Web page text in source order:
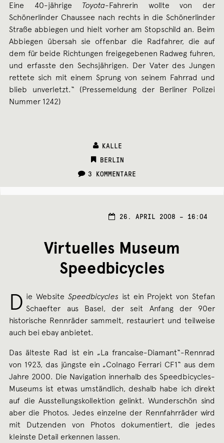
Eine 40-jährige Toyota-Fahrerin wollte von der
Schönerlinder Chaussee nach rechts in die Schönerlinder
Straße abbiegen und hielt vorher am Stopschild an. Beim
Abbiegen übersah sie offenbar die Radfahrer, die auf
dem für beide Richtungen freigegebenen Radweg fuhren,
und erfasste den Sechsjährigen. Der Vater des Jungen
rettete sich mit einem Sprung von seinem Fahrrad und
blieb unverletzt.“ (Pressemeldung der Berliner Polizei
Nummer 1242)
KALLE
CATEGORIES:
BERLIN
3 KOMMENTARE
26. APRIL 2008 – 16:04
Virtuelles Museum
Speedbicycles
D ie Website Speedbicycles ist ein Projekt von Stefan
Schaefter aus Basel, der seit Anfang der 90er
historische Rennräder sammelt, restauriert und teilweise
auch bei ebay anbietet.
Das älteste Rad ist ein „La francaise-Diamant“-Rennrad
von 1923, das jüngste ein „Colnago Ferrari CF1“ aus dem
Jahre 2000. Die Navigation innerhalb des Speedbicycles-
Museums ist etwas umständlich, deshalb habe ich direkt
auf die Ausstellungskollektion gelinkt. Wunderschön sind
aber die Photos. Jedes einzelne der Rennfahrräder wird
mit Dutzenden von Photos dokumentiert, die jedes
kleinste Detail erkennen lassen.